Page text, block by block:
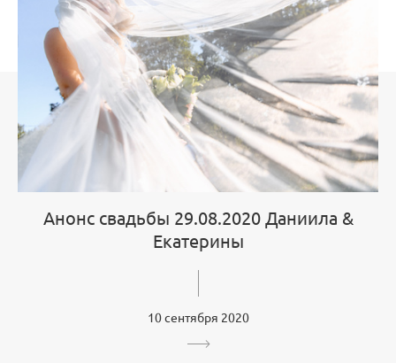
Анонс свадьбы 29.08.2020 Даниила &
Екатерины
10 сентября 2020